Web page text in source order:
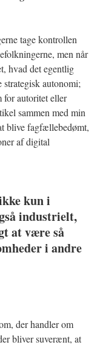
tage kontrollen
men når
hvad det egentlig
autonomi;
for autoritet eller
sammen med min
blive fagfællebedømt,
af digital
kun i
industrielt,
at være så
i andre
der handler om
bliver suverænt, at